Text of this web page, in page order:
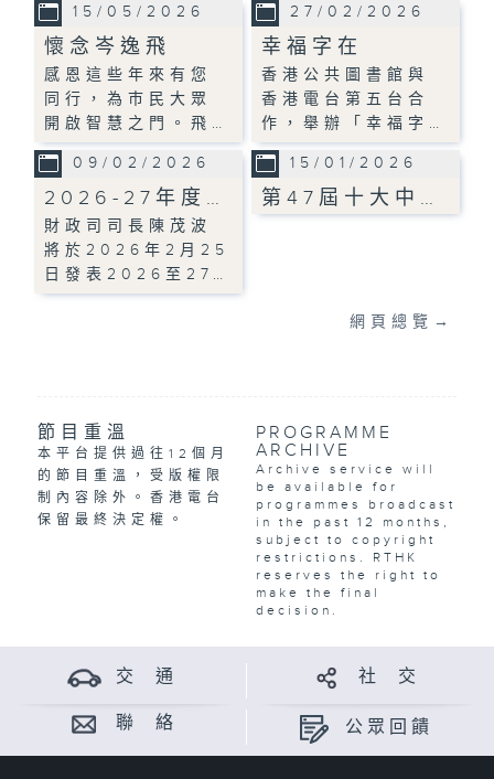
15/05/2026
懷念岑逸飛
感恩這些年來有您
同行，為巿民大眾
開啟智慧之門。飛…
27/02/2026
幸福字在
香港公共圖書館與
香港電台第五台合
作，舉辦「幸福字…
09/02/2026
2026-27年度…
財政司司長陳茂波
將於2026年2月25
日發表2026至27…
15/01/2026
第47屆十大中…
網頁總覽 →
節目重溫
本平台提供過往12個月
的節目重溫，受版權限
制內容除外。香港電台
保留最終決定權。
PROGRAMME
ARCHIVE
Archive service will
be available for
programmes broadcast
in the past 12 months,
subject to copyright
restrictions. RTHK
reserves the right to
make the final
decision.
交 通 社 交
聯 絡 公眾回饋